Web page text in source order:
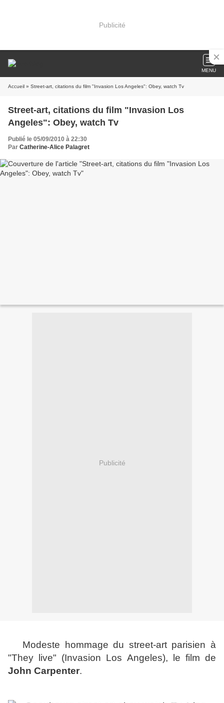
Publicité
MENU
Accueil » Street-art, citations du film "Invasion Los Angeles": Obey, watch Tv
Street-art, citations du film "Invasion Los
Angeles": Obey, watch Tv
Publié le 05/09/2010 à 22:30
Par Catherine-Alice Palagret
Publicité
Modeste hommage du street-art parisien à
"They live" (Invasion Los Angeles), le film de
John Carpenter.